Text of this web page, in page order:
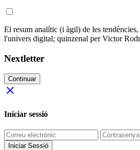
El resum analític (i àgil) de les
l'univers digital; quinzenal per Victor
Nextletter
Continuar
close
Iniciar sessió
Iniciar Sessió